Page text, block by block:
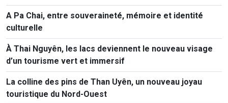
A Pa Chai, entre souveraineté, mémoire et identité
culturelle
À Thai Nguyên, les lacs deviennent le nouveau visage
d’un tourisme vert et immersif
La colline des pins de Than Uyên, un nouveau joyau
touristique du Nord-Ouest